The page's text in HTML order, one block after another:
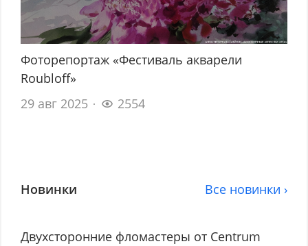
Фоторепортаж «Фестиваль акварели
Roubloff»
29 авг 2025
2554
Новинки Все новинки ›
Двухсторонние фломастеры от Centrum